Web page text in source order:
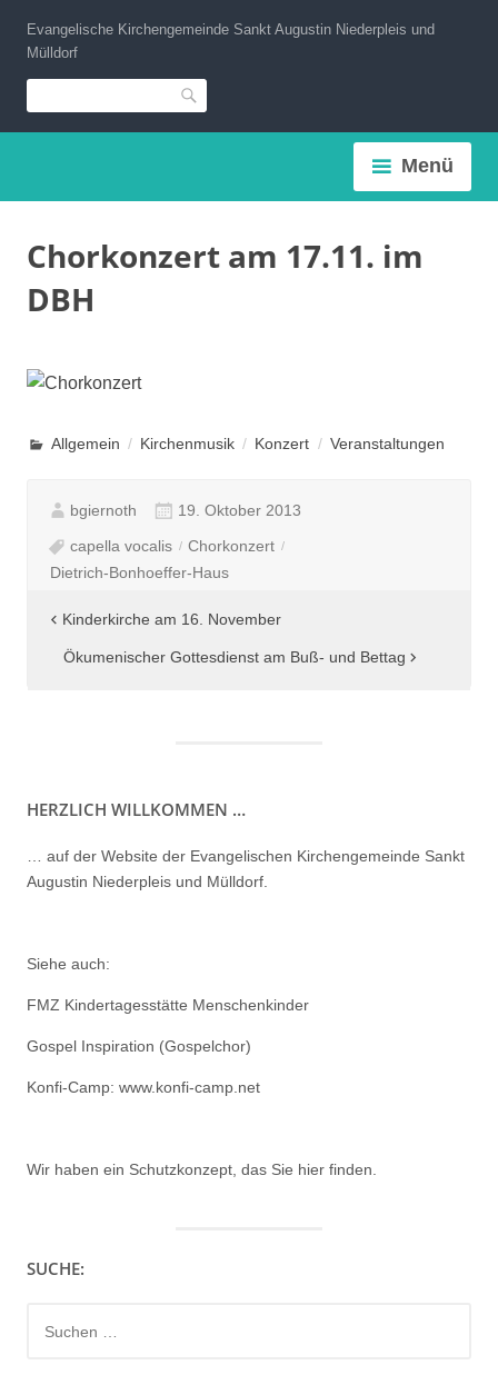
Inhalt
springen
Evangelische Kirchengemeinde Sankt Augustin Niederpleis und
Mülldorf
Suche
Menü
Chorkonzert am 17.11. im
DBH
Allgemein Kirchenmusik Konzert Veranstaltungen
bgiernoth 19. Oktober 2013
capella vocalis
Chorkonzert
Dietrich-Bonhoeffer-Haus
Beitragsnavigation
Kinderkirche am 16. November
Ökumenischer Gottesdienst am Buß- und Bettag
HERZLICH WILLKOMMEN …
… auf der Website der Evangelischen Kirchengemeinde Sankt
Augustin Niederpleis und Mülldorf.
Siehe auch:
FMZ Kindertagesstätte Menschenkinder
Gospel Inspiration (Gospelchor)
Konfi-Camp: www.konfi-camp.net
Wir haben ein Schutzkonzept, das Sie hier finden.
SUCHE:
nach: